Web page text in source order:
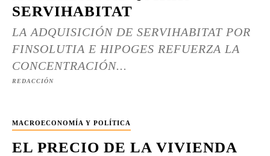
SERVIHABITAT
LA ADQUISICIÓN DE SERVIHABITAT POR
FINSOLUTIA E HIPOGES REFUERZA LA
CONCENTRACIÓN...
REDACCIÓN
MACROECONOMÍA Y POLÍTICA
EL PRECIO DE LA VIVIENDA